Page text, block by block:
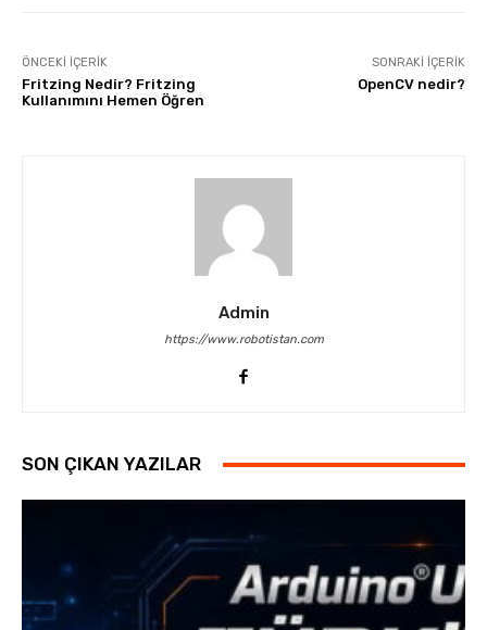
ÖNCEKI İÇERIK
Fritzing Nedir? Fritzing
Kullanımını Hemen Öğren
SONRAKI İÇERIK
OpenCV nedir?
Admin
https://www.robotistan.com
SON ÇIKAN YAZILAR